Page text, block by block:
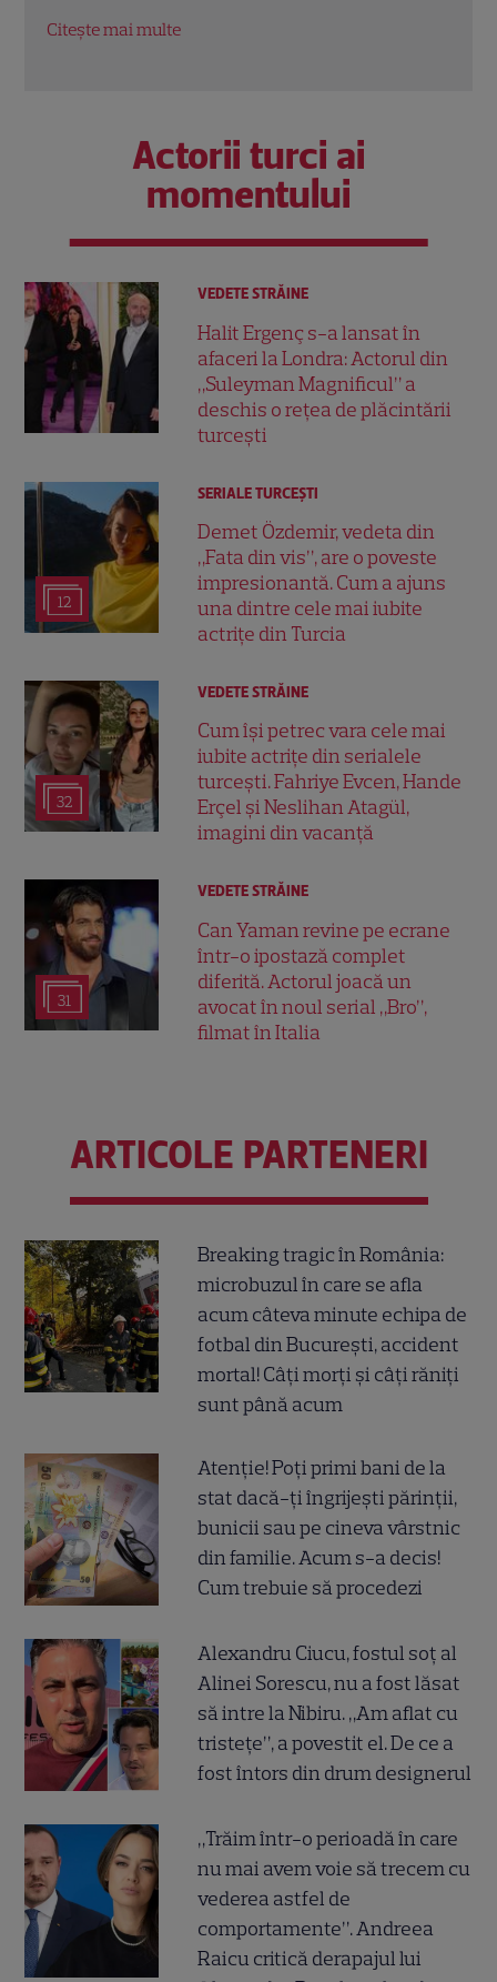
Actorii turci ai
momentului
VEDETE STRĂINE
Halit Ergenç s-a lansat în
afaceri la Londra: Actorul din
„Suleyman Magnificul” a
deschis o rețea de plăcintării
turcești
12
SERIALE TURCEŞTI
Demet Özdemir, vedeta din
„Fata din vis”, are o poveste
impresionantă. Cum a ajuns
una dintre cele mai iubite
actrițe din Turcia
32
VEDETE STRĂINE
Cum își petrec vara cele mai
iubite actrițe din serialele
turcești. Fahriye Evcen, Hande
Erçel și Neslihan Atagül,
imagini din vacanță
31
VEDETE STRĂINE
Can Yaman revine pe ecrane
într-o ipostază complet
diferită. Actorul joacă un
avocat în noul serial „Bro”,
filmat în Italia
ARTICOLE PARTENERI
Breaking tragic în România:
microbuzul în care se afla
acum câteva minute echipa de
fotbal din București, accident
mortal! Câți morți și câți răniți
sunt până acum
Atenție! Poți primi bani de la
stat dacă-ți îngrijești părinții,
bunicii sau pe cineva vârstnic
din familie. Acum s-a decis!
Cum trebuie să procedezi
Alexandru Ciucu, fostul soț al
Alinei Sorescu, nu a fost lăsat
să intre la Nibiru. „Am aflat cu
tristețe”, a povestit el. De ce a
fost întors din drum designerul
„Trăim într-o perioadă în care
nu mai avem voie să trecem cu
vederea astfel de
comportamente”. Andreea
Raicu critică derapajul lui